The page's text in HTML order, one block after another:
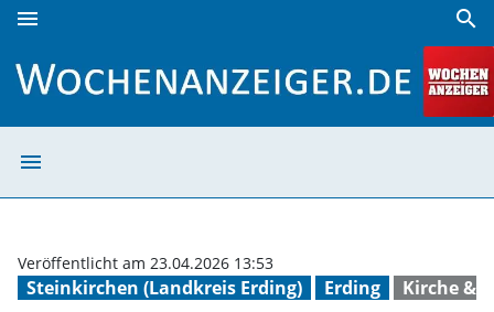
menu search
menu
Steinkirchen (Landkreis Erding) Erding Kirche &
Veröffentlicht am 23.04.2026 13:53